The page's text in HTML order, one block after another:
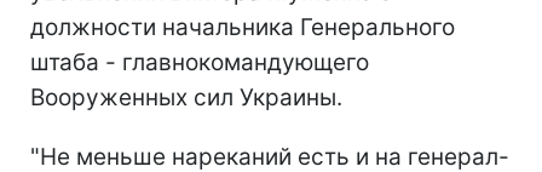
должности начальника Генерального
штаба - главнокомандующего
Вооруженных сил Украины.
"Не меньше нареканий есть и на генерал-